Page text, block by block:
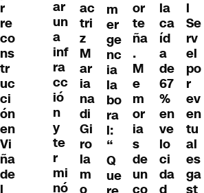
r
re
co
ns
tr
uc
ci
ón
en
Vi
ña
de
ar
un
a
inf
ra
cc
ió
n
y
te
r
mi
nó
ac
tri
z
M
ar
ia
na
di
Gi
ro
la
m
m
er
ge
nc
ia
la
bo
ra
l:
“
Q
ue
or
te
ña
.
M
e
m
or
ia
s
de
un
la
ca
íd
a
de
67
%
en
ve
lo
ci
da
l
Se
rv
el
po
r
ev
en
tu
al
es
ga